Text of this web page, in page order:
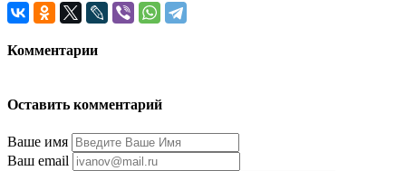
Комментарии
Оставить комментарий
Ваше имя
Ваш email